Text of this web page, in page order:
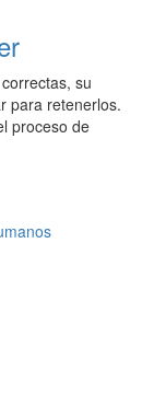
su
para retenerlos.
proceso de